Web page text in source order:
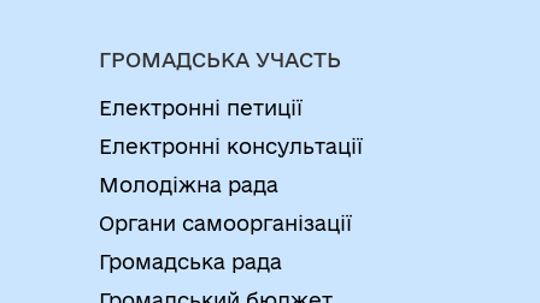
ГРОМАДСЬКА УЧАСТЬ
Електронні петиції
Електронні консультації
Молодіжна рада
Органи самоорганізації
Громадська рада